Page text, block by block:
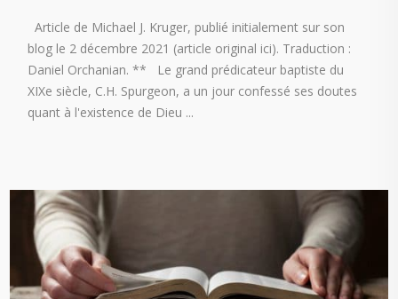
Article de Michael J. Kruger, publié initialement sur son
blog le 2 décembre 2021 (article original ici). Traduction :
Daniel Orchanian. ** Le grand prédicateur baptiste du
XIXe siècle, C.H. Spurgeon, a un jour confessé ses doutes
quant à l'existence de Dieu